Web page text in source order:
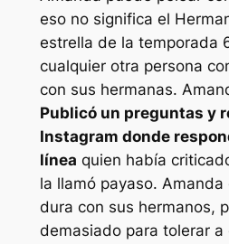
eso no significa el
estrella de la temporada
cualquier otra persona
con sus hermanas.
Publicó un preguntas y
Instagram donde
línea quien había
la llamó payaso.
dura con sus hermanos,
demasiado para tolerar a